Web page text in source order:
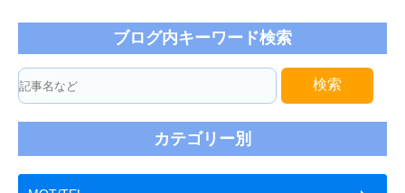
ブログ内キーワード検索
検索
カテゴリー別